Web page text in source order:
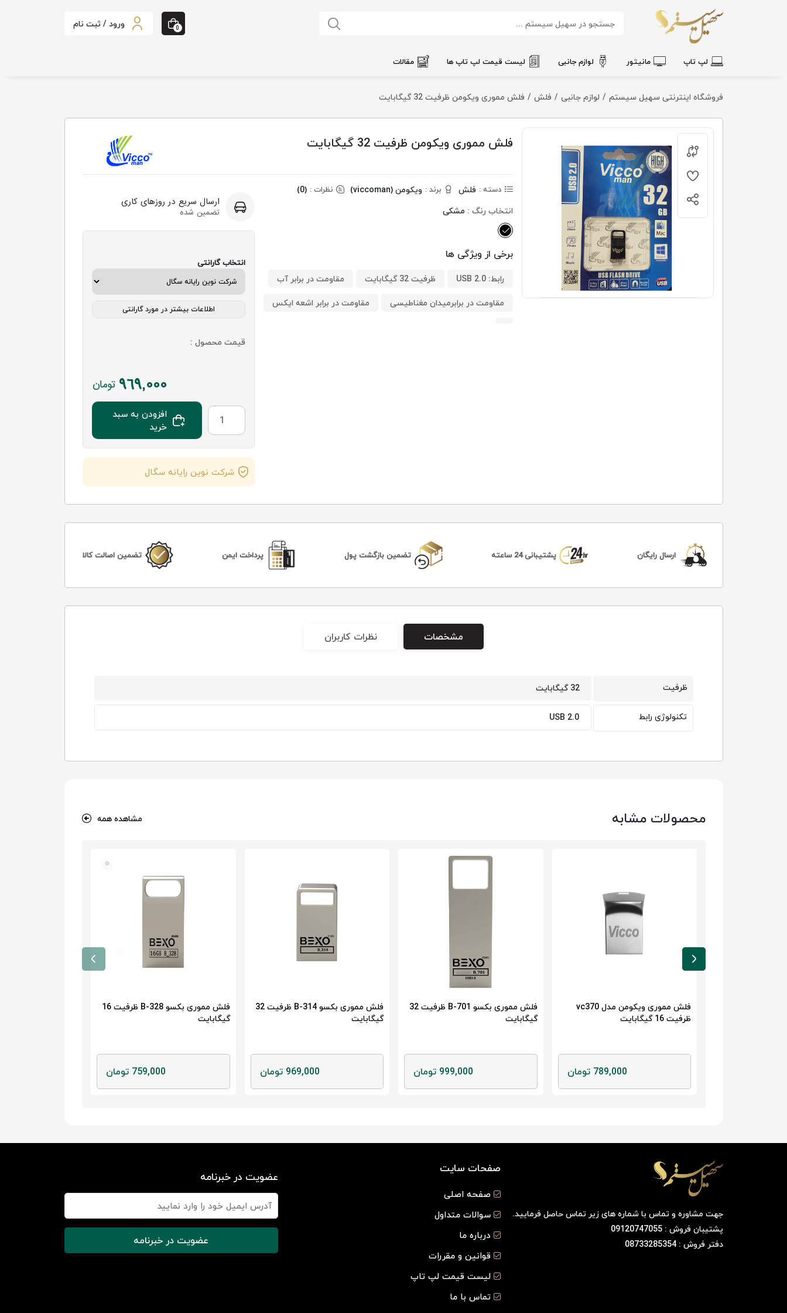
0 ورود / ثبت نام
لپ تاپ مانیتور لوازم جانبی لیست قیمت لپ تاپ ها مقالات
فروشگاه اینترنتی سهیل سیستم لوازم جانبی فلش فلش مموری ویکومن ظرفیت 32 گیگابایت
فلش مموری ویکومن ظرفیت 32 گیگابایت
دسته : فلش برند : ویکومن (viccoman) نظرات : (0)
انتخاب رنگ : مشکی
برخی از ویژگی ها
رابط: USB 2.0 ظرفیت 32 گیگابایت
مقاومت در برابر آب
مقاومت در برابرمیدان مغناطیسی
مقاومت در برابر اشعه ایکس
ارسال سریع در روزهای کاری
تضمین شده
انتخاب گارانتی
اطلاعات بیشتر در مورد گارانتی
قیمت محصول :
969,000 تومان
افزودن به سبد
خرید
شرکت نوین رایانه سگال
ارسال رایگان پشتیبانی 24 ساعته تضمین بازگشت پول پرداخت ایمن تضمین اصالت کالا
مشخصات نظرات کاربران
ظرفیت
32 گیگابایت
تکنولوژی رابط
USB 2.0
محصولات مشابه مشاهده همه
فلش مموری ویکومن مدل vc370
ظرفیت 16 گیگابایت
789,000 تومان
فلش مموری بکسو B-701 ظرفیت 32
گیگابایت
999,000 تومان
فلش مموری بکسو B-314 ظرفیت 32
گیگابایت
969,000 تومان
فلش مموری بکسو B-328 ظرفیت 16
گیگابایت
759,000 تومان
جهت مشاوره و تماس با شماره های زیر تماس حاصل فرمایید.
پشتیبان فروش : 09120747055
دفتر فروش : 08733285354
صفحات سایت
صفحه اصلی
سوالات متداول
درباره ما
قوانین و مقررات
لیست قیمت لپ تاپ
تماس با ما
عضویت در خبرنامه
عضویت در خبرنامه